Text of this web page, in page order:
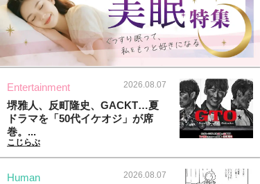
Entertainment 2026.08.07
堺雅人、反町隆史、GACKT…夏
ドラマを「50代イケオジ」が席
巻。...
こじらぶ
Human 2026.08.07